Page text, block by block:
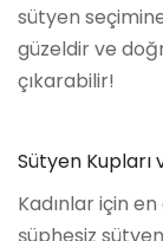
sütyen
güzeldir ve
çıkarabilir!
Sütyen Kupları
Kadınlar için